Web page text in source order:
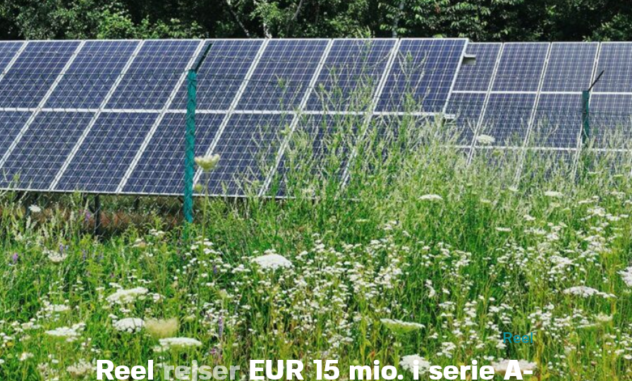
Reel
ReelrejserEUR 15 mio. i serie A-